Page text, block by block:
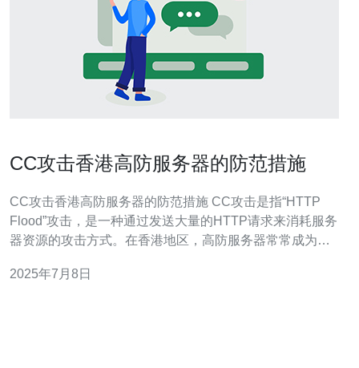
CC攻击香港高防服务器的防范措施
CC攻击香港高防服务器的防范措施 CC攻击是指“HTTP
Flood”攻击，是一种通过发送大量的HTTP请求来消耗服务
器资源的攻击方式。在香港地区，高防服务器常常成为CC
法正常访问，严重影响用户体验和网站的稳定性。因此，
2025年7月8日